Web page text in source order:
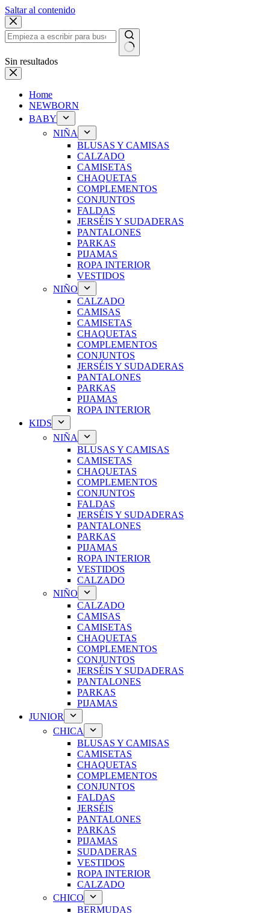
Saltar al contenido
Sin resultados
Home
NEWBORN
BABY
NIÑA
BLUSAS Y CAMISAS
CALZADO
CAMISETAS
CHAQUETAS
COMPLEMENTOS
CONJUNTOS
FALDAS
JERSÉIS Y SUDADERAS
PANTALONES
PARKAS
PIJAMAS
ROPA INTERIOR
VESTIDOS
NIÑO
CALZADO
CAMISAS
CAMISETAS
CHAQUETAS
COMPLEMENTOS
CONJUNTOS
JERSÉIS Y SUDADERAS
PANTALONES
PARKAS
PIJAMAS
ROPA INTERIOR
KIDS
NIÑA
BLUSAS Y CAMISAS
CAMISETAS
CHAQUETAS
COMPLEMENTOS
CONJUNTOS
FALDAS
JERSÉIS Y SUDADERAS
PANTALONES
PARKAS
PIJAMAS
ROPA INTERIOR
VESTIDOS
CALZADO
NIÑO
CALZADO
CAMISAS
CAMISETAS
CHAQUETAS
COMPLEMENTOS
CONJUNTOS
JERSÉIS Y SUDADERAS
PANTALONES
PARKAS
PIJAMAS
JUNIOR
CHICA
BLUSAS Y CAMISAS
CAMISETAS
CHAQUETAS
COMPLEMENTOS
CONJUNTOS
FALDAS
JERSÉIS
PANTALONES
PARKAS
PIJAMAS
SUDADERAS
VESTIDOS
ROPA INTERIOR
CALZADO
CHICO
BERMUDAS